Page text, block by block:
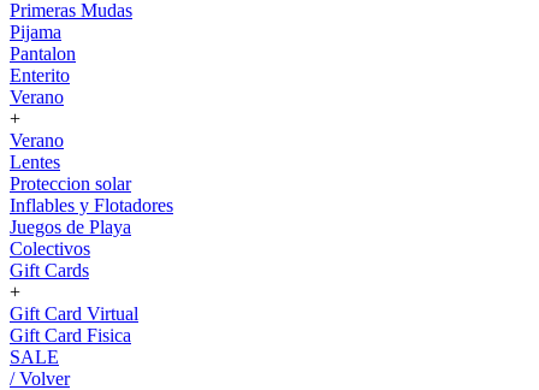
Primeras Mudas
Pijama
Pantalon
Enterito
Verano
+
Verano
Lentes
Proteccion solar
Inflables y Flotadores
Juegos de Playa
Colectivos
Gift Cards
+
Gift Card Virtual
Gift Card Fisica
SALE
/ Volver